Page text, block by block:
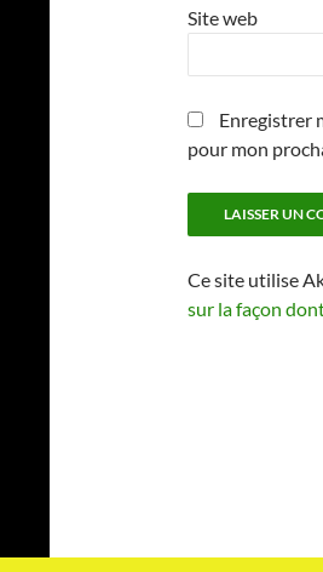
Site web
Enregistrer
pour mon
Ce site utilise
sur la façon